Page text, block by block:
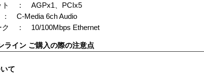
ト ： AGPx1、PCIx5
C-Media 6ch Audio
ク ： 10/100Mbps Ethernet
ライン ご購入の際の注意点
て